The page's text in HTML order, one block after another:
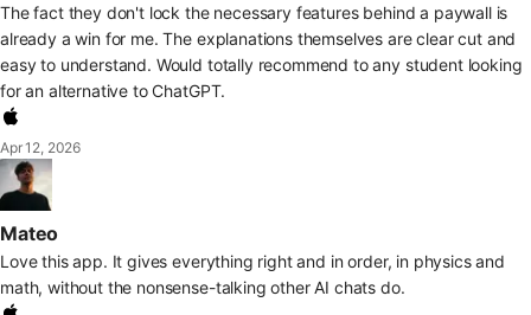
The fact they don't lock the necessary features behind a paywall is
already a win for me. The explanations themselves are clear cut and
easy to understand. Would totally recommend to any student looking
for an alternative to ChatGPT.
Apr 12, 2026
Mateo
Love this app. It gives everything right and in order, in physics and
math, without the nonsense-talking other AI chats do.